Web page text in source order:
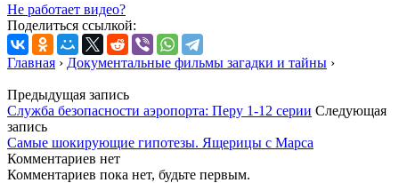
Не работает видео?
Поделиться ссылкой:
Главная › Документальные фильмы загадки и тайны ›
Предыдущая запись
Служба безопасности аэропорта: Перу 1-12 серии Следующая
запись
Самые шокирующие гипотезы. Ящерицы с Марса
Комментариев нет
Комментариев пока нет, будьте первым.